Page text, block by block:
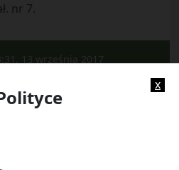
nr 7.
13 września 2017
x